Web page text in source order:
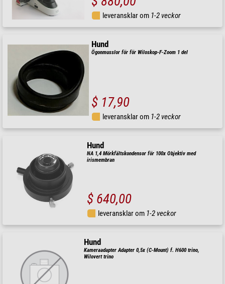
leveransklar om 1-2 veckor
Hund
Ögonmusslor för för Wiloskop-F-Zoom 1 del
$ 17,90
leveransklar om 1-2 veckor
Hund
NA 1,4 Mörkfältskondensor för 100x Objektiv med
irismembran
$ 640,00
leveransklar om 1-2 veckor
Hund
Kameraadapter Adapter 0,5x (C-Mount) f. H600 trino,
Wilovert trino